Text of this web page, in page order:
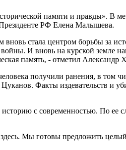
памяти и правды». В
РФ Елена Малышева.
стала центром борьбы за
И вновь на курской земле
память, - отметил Александр
получили ранения, в том
Факты издевательств и
с современностью. По ее
Мы готовы предложить